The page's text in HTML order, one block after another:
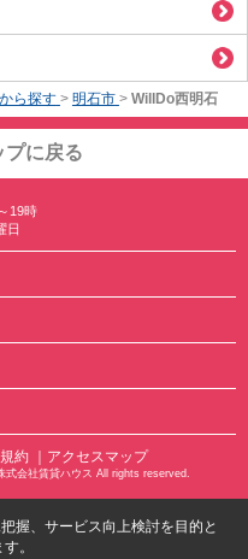
ら探す > 明石市 > WillDo西明石
プに戻る
19時
日
約 ｜アクセスマップ
会社賃貸ハウス All rights reserved.
握、サービス向上検討を目的と
。